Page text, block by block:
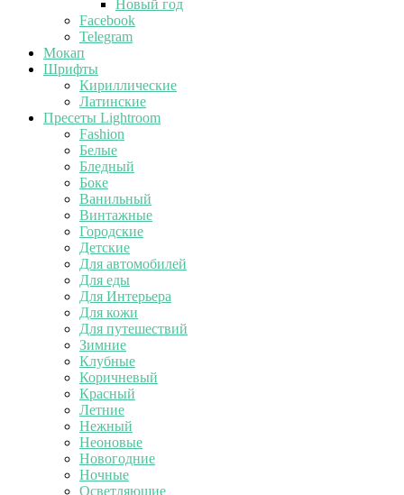
Новый год
Facebook
Telegram
Мокап
Шрифты
Кириллические
Латинские
Пресеты Lightroom
Fashion
Белые
Бледный
Боке
Ванильный
Винтажные
Городские
Детские
Для автомобилей
Для еды
Для Интерьера
Для кожи
Для путешествий
Зимние
Клубные
Коричневый
Красный
Летние
Нежный
Неоновые
Новогодние
Ночные
Осветляющие